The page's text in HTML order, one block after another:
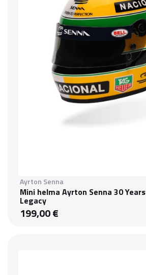
Ayrton Senna
Mini helma Ayrton Senna 30 Years
Legacy
199,00 €